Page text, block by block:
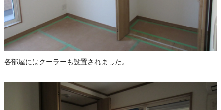
各部屋にはクーラーも設置されました。